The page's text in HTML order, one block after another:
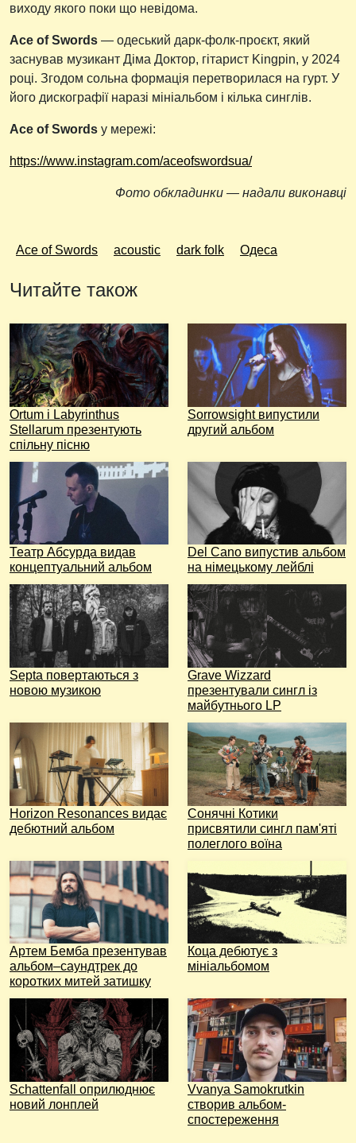
виходу якого поки що невідома.
Ace of Swords — одеський дарк-фолк-проєкт, який
заснував музикант Діма Доктор, гітарист Kingpin, у 2024
році. Згодом сольна формація перетворилася на гурт. У
його дискографії наразі мініальбом і кілька синглів.
Ace of Swords у мережі:
https://www.instagram.com/aceofswordsua/
Фото обкладинки — надали виконавці
Ace of Swords acoustic dark folk Одеса
Читайте також
Ortum і Labyrinthus
Stellarum презентують
спільну пісню
Sorrowsight випустили
другий альбом
Театр Абсурда видав
концептуальний альбом
Del Cano випустив альбом
на німецькому лейблі
Septa повертаються з
новою музикою
Grave Wizzard
презентували сингл із
майбутнього LP
Horizon Resonances видає
дебютний альбом
Сонячні Котики
присвятили сингл пам'яті
полеглого воїна
Артем Бемба презентував
альбом–саундтрек до
коротких митей затишку
Коца дебютує з
мініальбомом
Schattenfall оприлюднює
новий лонплей
Vvanya Samokrutkin
створив альбом-
спостереження